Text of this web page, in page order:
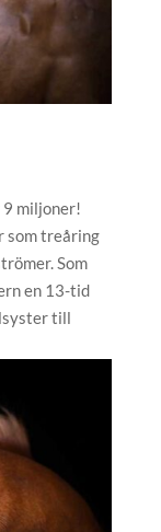
9 miljoner!
som treåring
Som
en 13-tid
till